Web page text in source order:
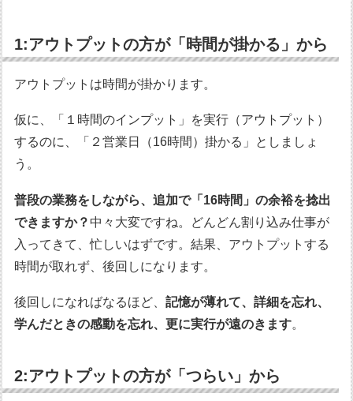
1:アウトプットの方が「時間が掛かる」から
アウトプットは時間が掛かります。
仮に、「１時間のインプット」を実行（アウトプット）
するのに、「２営業日（16時間）掛かる」としましょ
う。
普段の業務をしながら、追加で「16時間」の余裕を捻出
できますか？ 中々大変ですね。どんどん割り込み仕事が
入ってきて、忙しいはずです。結果、アウトプットする
時間が取れず、後回しになります。
後回しになればなるほど、記憶が薄れて、詳細を忘れ、
学んだときの感動を忘れ、更に実行が遠のきます。
2:アウトプットの方が「つらい」から